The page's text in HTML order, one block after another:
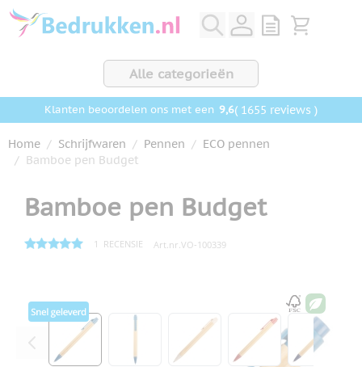
Ga naar de inhoud
View quote,
Bekijk
Alle categorieën
Klanten beoordelen ons met een 9,6( 1655 reviews )
Home / Schrijfwaren / Pennen / ECO pennen
/ Bamboe pen Budget
Bamboe pen Budget
1 RECENSIE Art.nr. VO-100339
Hoofdafbeelding
Klik om afbeelding op volledig scherm te bekijken
View larger imageView larger imageView larger image
View largerView